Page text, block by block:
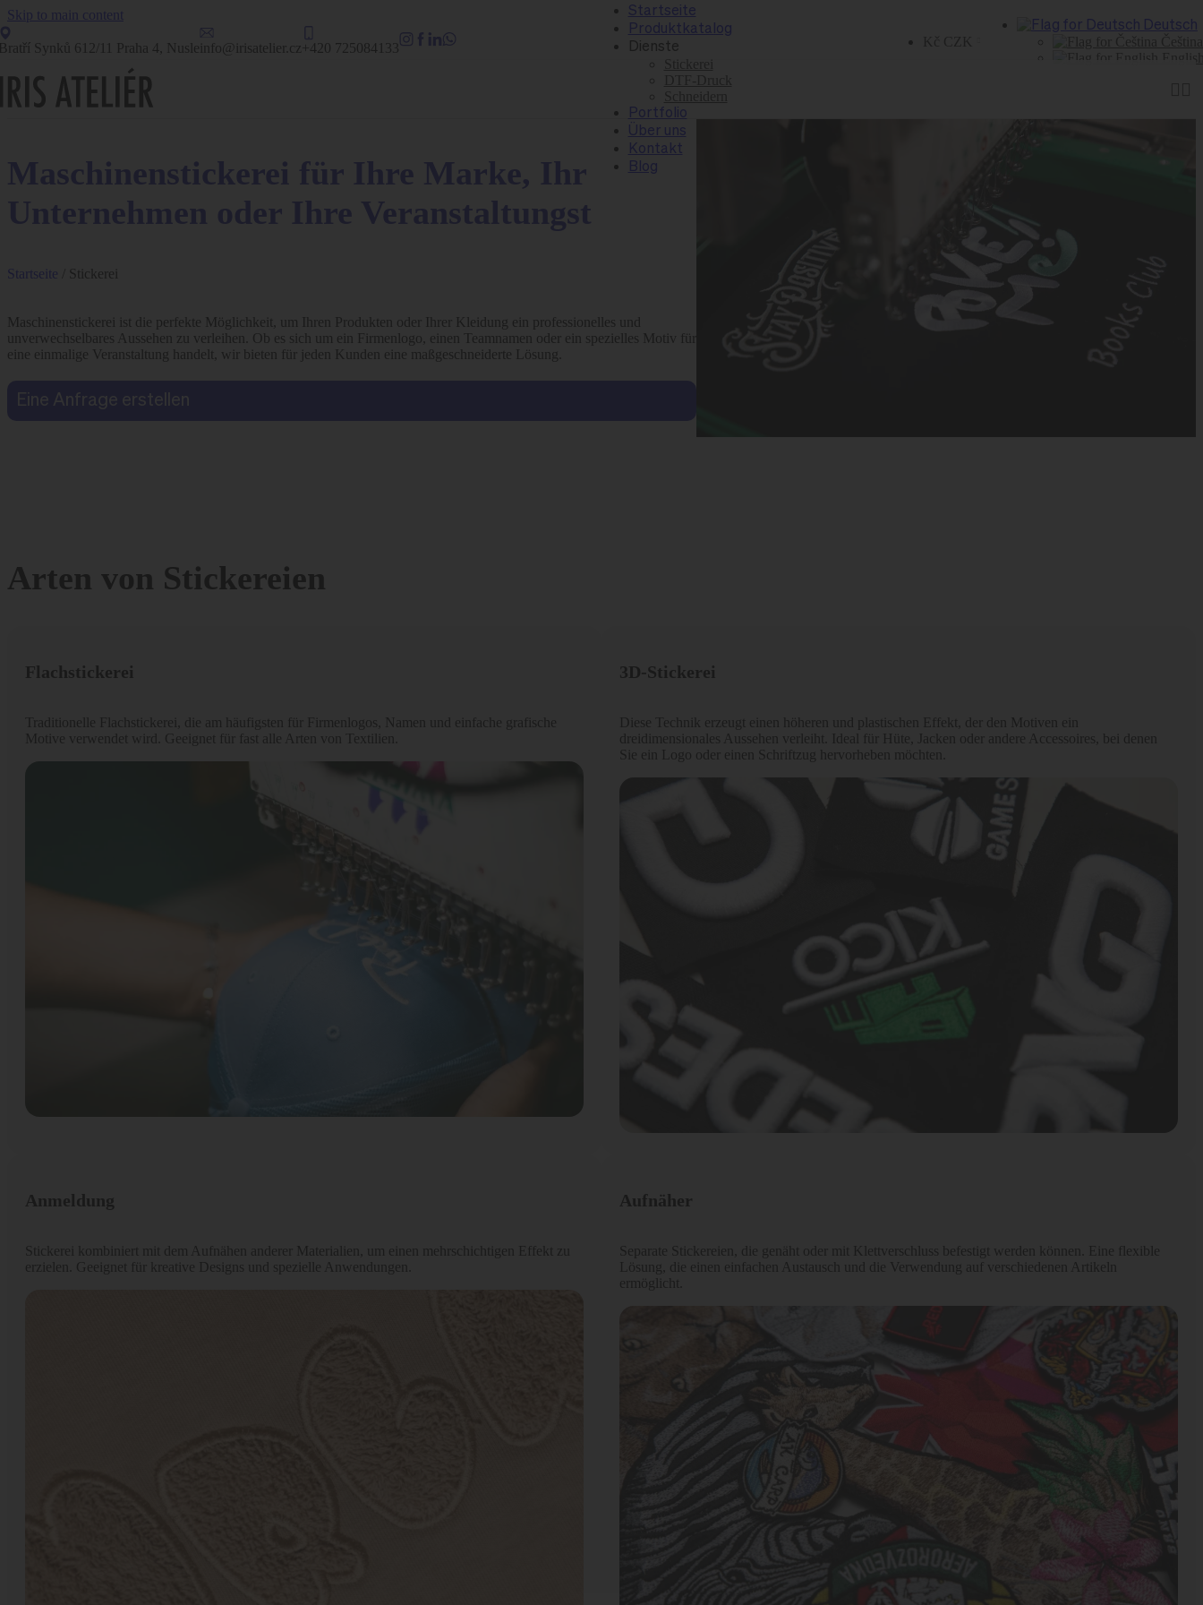
Skip to main content
Synků 612/11 Praha 4, Nusle info@irisatelier.cz +420 725084133
Deutsch
Startseite
Produktkatalog
Dienste
Portfolio
Über uns
Kontakt
Blog
Startseite Stickerei
Maschinenstickerei ist die perfekte Möglichkeit, um Ihren Produkten oder Ihrer Kleidung ein professionelles und
unverwechselbares Aussehen zu verleihen. Ob es sich um ein Firmenlogo, einen Teamnamen oder ein spezielles Motiv für
eine einmalige Veranstaltung handelt, wir bieten für jeden Kunden eine maßgeschneiderte Lösung.
Arten von Stickereien
Flachstickerei
Traditionelle Flachstickerei, die am häufigsten für Firmenlogos, Namen und einfache grafische
Motive verwendet wird. Geeignet für fast alle Arten von Textilien.
3D-Stickerei
Diese Technik erzeugt einen höheren und plastischen Effekt, der den Motiven ein
dreidimensionales Aussehen verleiht. Ideal für Hüte, Jacken oder andere Accessoires, bei denen
Sie ein Logo oder einen Schriftzug hervorheben möchten.
Anmeldung
Stickerei kombiniert mit dem Aufnähen anderer Materialien, um einen mehrschichtigen Effekt zu
erzielen. Geeignet für kreative Designs und spezielle Anwendungen.
Aufnäher
Separate Stickereien, die genäht oder mit Klettverschluss befestigt werden können. Eine flexible
Lösung, die einen einfachen Austausch und die Verwendung auf verschiedenen Artikeln
ermöglicht.